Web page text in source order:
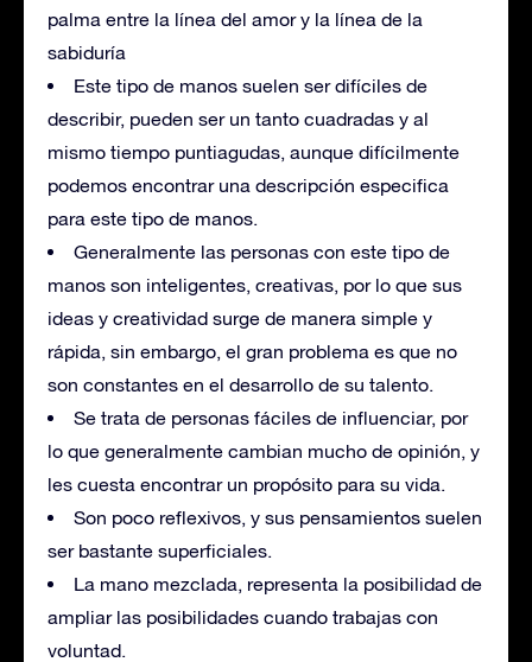
palma entre la línea del amor y la línea de la
sabiduría
Este tipo de manos suelen ser difíciles de
describir, pueden ser un tanto cuadradas y al
mismo tiempo puntiagudas, aunque difícilmente
podemos encontrar una descripción especifica
para este tipo de manos.
Generalmente las personas con este tipo de
manos son inteligentes, creativas, por lo que sus
ideas y creatividad surge de manera simple y
rápida, sin embargo, el gran problema es que no
son constantes en el desarrollo de su talento.
Se trata de personas fáciles de influenciar, por
lo que generalmente cambian mucho de opinión, y
les cuesta encontrar un propósito para su vida.
Son poco reflexivos, y sus pensamientos suelen
ser bastante superficiales.
La mano mezclada, representa la posibilidad de
ampliar las posibilidades cuando trabajas con
voluntad.